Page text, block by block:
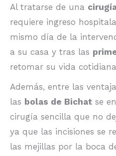
Al tratarse de una
requiere ingreso
mismo día de la
a su casa y tras las
retomar su vida
Además, entre las
las bolas de Bichat se
cirugía sencilla que no
ya que las incisiones se
las mejillas por la boca